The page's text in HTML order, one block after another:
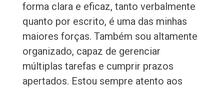
forma clara e eficaz, tanto verbalmente
quanto por escrito, é uma das minhas
maiores forças. Também sou altamente
organizado, capaz de gerenciar
múltiplas tarefas e cumprir prazos
apertados. Estou sempre atento aos